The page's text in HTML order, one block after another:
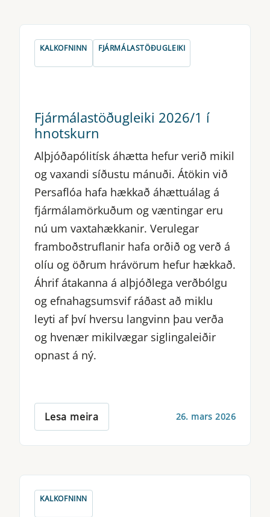
KALKOFNINN FJÁRMÁLASTÖÐUGLEIKI
Fjármálastöðugleiki 2026/1 í
hnotskurn
Alþjóðapólitísk áhætta hefur verið mikil
og vaxandi síðustu mánuði. Átökin við
Persaflóa hafa hækkað áhættuálag á
fjármálamörkuðum og væntingar eru
nú um vaxtahækkanir. Verulegar
framboðstruflanir hafa orðið og verð á
olíu og öðrum hrávörum hefur hækkað.
Áhrif átakanna á alþjóðlega verðbólgu
og efnahagsumsvif ráðast að miklu
leyti af því hversu langvinn þau verða
og hvenær mikilvægar siglingaleiðir
opnast á ný.
Lesa meira 26. mars 2026
KALKOFNINN